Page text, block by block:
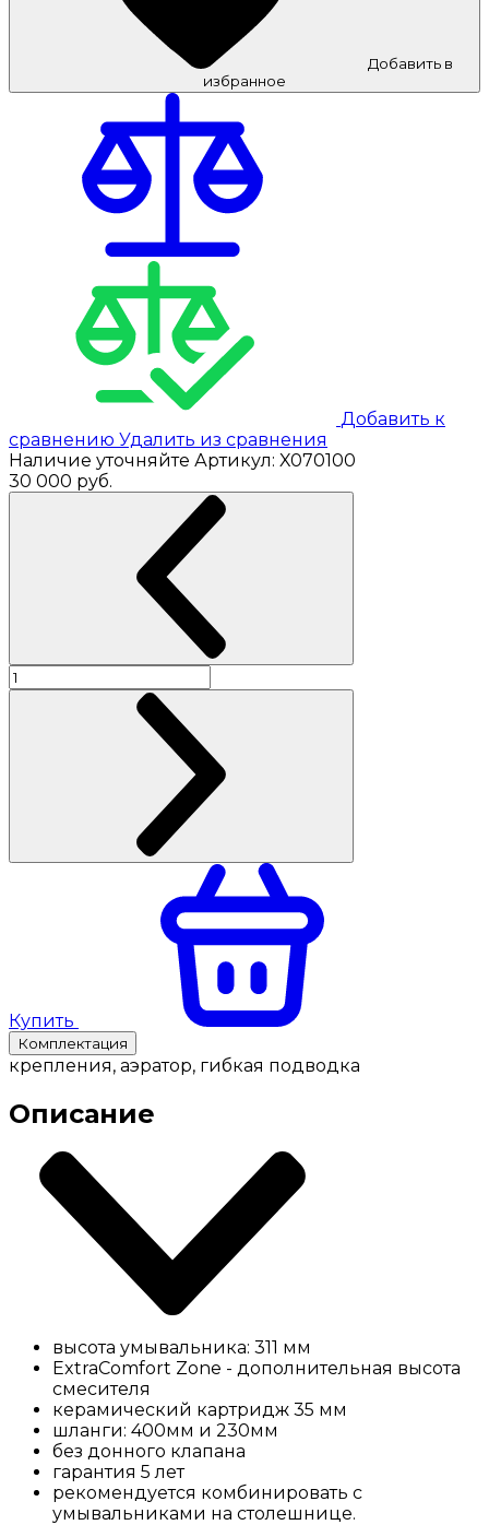
Добавить в
избранное
Добавить к
сравнению Удалить из сравнения
Наличие уточняйте Артикул: X070100
30 000 руб.
Купить
Комплектация
крепления, аэратор, гибкая подводка
Описание
высота умывальника: 311 мм
ExtraComfort Zone - дополнительная высота
смесителя
керамический картридж 35 мм
шланги: 400мм и 230мм
без донного клапана
гарантия 5 лет
рекомендуется комбинировать с
умывальниками на столешнице.